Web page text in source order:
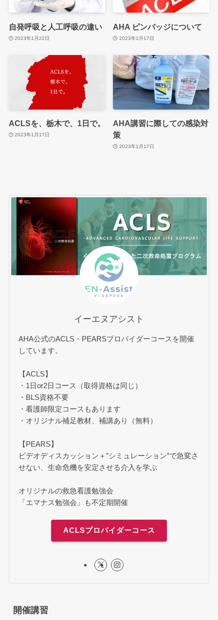
自発呼吸と人工呼吸の違い
2023年1月22日
AHA ピンバッジについて
2023年1月17日
ACLSを、栃木で、1日で。
2023年1月17日
AHA講習に際しての感染対
策
2023年1月17日
イーエヌアシスト
AHA公式のACLS・PEARSプロバイダーコースを開催
しています。
【ACLS】
・1日or2日コース（取得資格は同じ）
・BLS資格不要
・看護師限定コースもあります
・オリジナル補足教材、補講あり（無料）
【PEARS】
ビデオディスカッション＋”シミュレーション”で急変さ
せない、生命危機を安定させる介入を学ぶ
オリジナルの救急看護勉強会
「エマナス勉強会」も不定期開催
ACLSプロバイダーコース
開催講習